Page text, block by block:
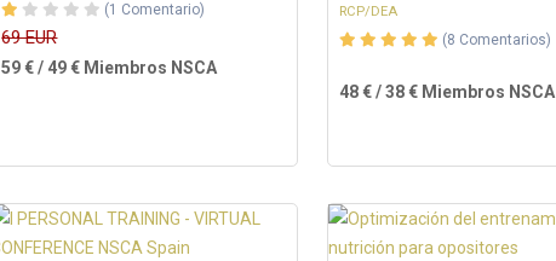
(1 Comentario)
69 EUR
59 € / 49 € Miembros NSCA
RCP/DEA
(8 Comentarios)
48 € / 38 € Miembros NSCA